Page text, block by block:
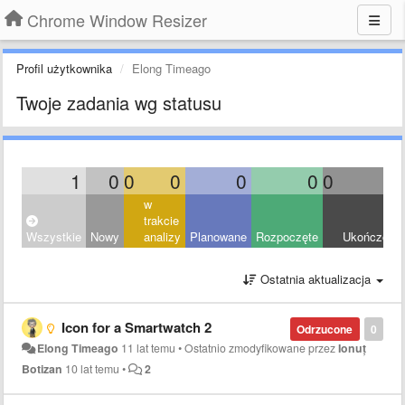
Chrome Window Resizer
Profil użytkownika Elong Timeago
Twoje zadania wg statusu
1 0 0 0 0 0 0
Wszystkie Nowy
w
trakcie
analizy
Planowane Rozpoczęte Ukończony
Ostatnia aktualizacja
0
Odrzucone
Icon for a Smartwatch 2
Elong Timeago 11 lat temu •Ostatnio zmodyfikowane przezIonuț
Botizan 10 lat temu • 2